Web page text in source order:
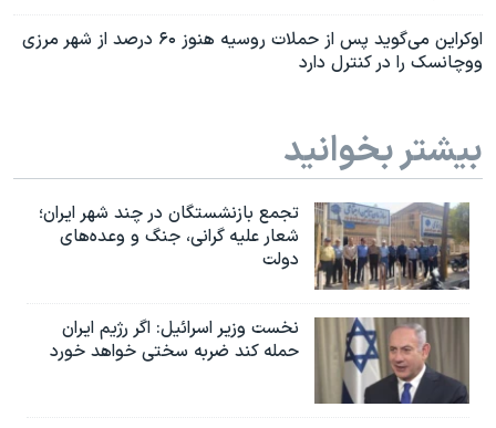
اوکراین می‌گوید پس از حملات روسیه هنوز ۶۰ درصد از شهر مرزی
ووچانسک را در کنترل دارد
بیشتر بخوانید
تجمع بازنشستگان در چند شهر ایران؛
شعار علیه گرانی، جنگ و وعده‌های
دولت
نخست وزیر اسرائيل: اگر رژیم ایران
حمله کند ضربه سختی خواهد خورد